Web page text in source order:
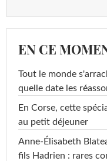
EN CE
Tout le monde
quelle date les
En Corse, cette
au petit déjeuner
Anne-Élisabeth
fils Hadrien : rares